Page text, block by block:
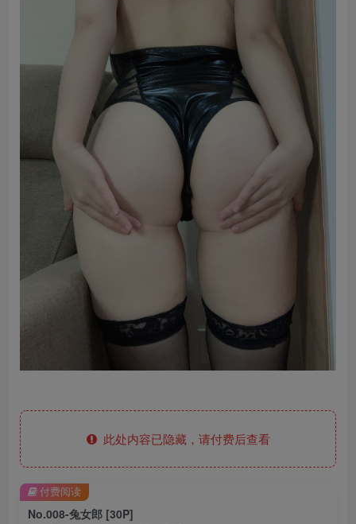
此处内容已隐藏，请付费后查看
No.008-兔女郎 [30P]
付费阅读